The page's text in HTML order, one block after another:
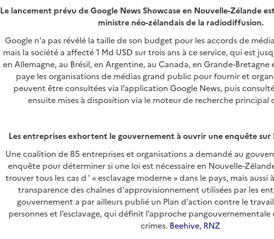
Le lancement prévu de Google News Showcase en Nouvelle-Zélande
ministre néo-zélandais de la radiodiffusion.
Google n'a pas révélé la taille de son budget pour les accords de
mais la société a affecté 1 Md USD sur trois ans à ce service, qui est
en Allemagne, au Brésil, en Argentine, au Canada, en Grande-
paye les organisations de médias grand public pour fournir et
peuvent être consultées via l’application Google News, puis
ensuite mises à disposition via le moteur de recherche principal
Les entreprises exhortent le gouvernement à ouvrir une enquête sur
Une coalition de 85 entreprises et organisations a demandé au
enquête pour déterminer si une loi est nécessaire en Nouvelle-
trouver tous les cas d ' « esclavage moderne » dans le pays, mais
transparence des chaînes d'approvisionnement utilisées par les
gouvernement a par ailleurs publié un Plan d’action contre le
personnes et l’esclavage, qui définit l’approche
crimes. Beehive, RNZ